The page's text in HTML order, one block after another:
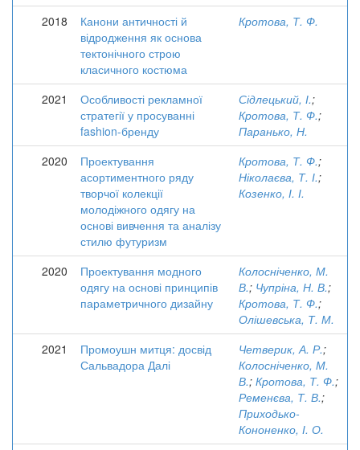
2018
Канони античності й
відродження як основа
тектонічного строю
класичного костюма
Кротова, Т. Ф.
2021
Особливості рекламної
стратегії у просуванні
fashion-бренду
Сідлецький, І.;
Кротова, Т. Ф.;
Паранько, Н.
2020
Проектування
асортиментного ряду
творчої колекції
молодіжного одягу на
основі вивчення та аналізу
стилю футуризм
Кротова, Т. Ф.;
Ніколаєва, Т. І.;
Козенко, І. І.
2020
Проектування модного
одягу на основі принципів
параметричного дизайну
Колосніченко, М.
В.; Чупріна, Н. В.;
Кротова, Т. Ф.;
Олішевська, Т. М.
2021
Промоушн митця: досвід
Сальвадора Далі
Четверик, А. Р.;
Колосніченко, М.
В.; Кротова, Т. Ф.;
Ременєва, Т. В.;
Приходько-
Кононенко, І. О.